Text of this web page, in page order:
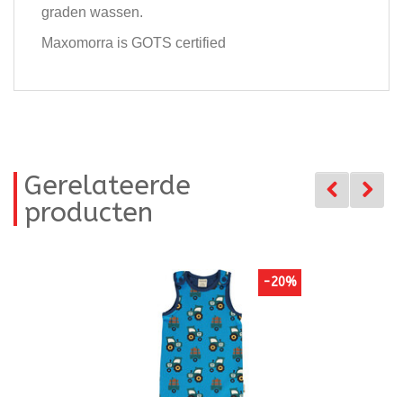
graden wassen.
Maxomorra is GOTS certified
Gerelateerde
producten
-20%